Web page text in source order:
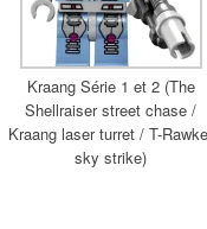
Kraang Série 1 et 2 (The
Shellraiser street chase /
Kraang laser turret / T-
sky strike)